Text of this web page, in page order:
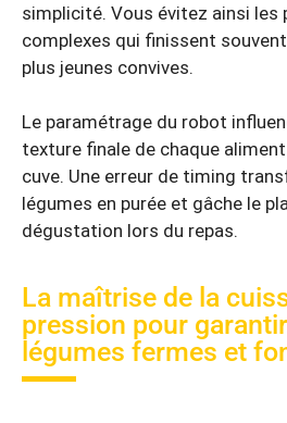
simplicité. Vous évitez ainsi les
complexes qui finissent
plus jeunes convives.
Le paramétrage du robot
texture finale de chaque
cuve. Une erreur de timing
légumes en purée et gâche le
dégustation lors du repas.
La maîtrise de la
pression pour
légumes fermes et